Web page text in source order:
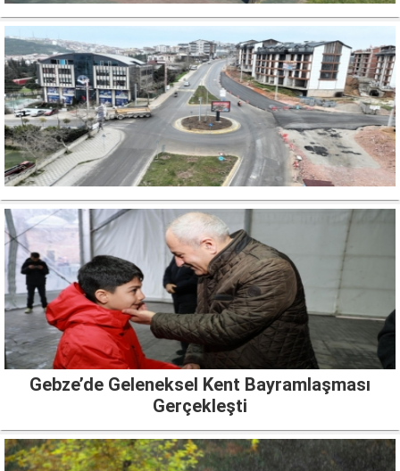
Gebze’de Geleneksel Kent Bayramlaşması
Gerçekleşti